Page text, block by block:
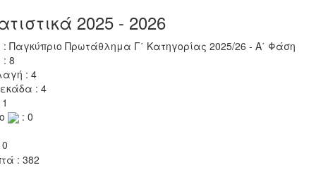
2025 - 2026
: Παγκύπριο Πρωτάθλημα Γ΄ Κατηγορίας 2025/26 - Α΄ Φάση
: 8
: 4
: 4
: 0
: 382